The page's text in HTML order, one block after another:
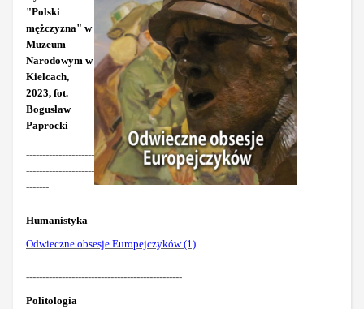
"Polski
mężczyzna" w
Muzeum
Narodowym w
Kielcach,
2023, fot.
Bogusław
Paprocki
---------------------
---------------------
-------
Humanistyka
Odwieczne obsesje Europejczyków (1)
------------------------------------------------
Politologia